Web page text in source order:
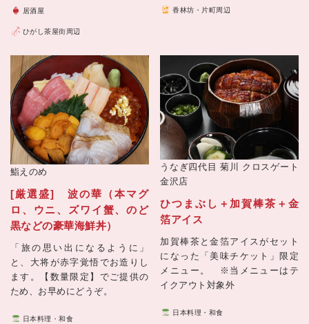
居酒屋
ひがし茶屋街周辺
香林坊・片町周辺
鮨えのめ
[厳選盛] 波の華（本マグ
ロ、ウニ、ズワイ蟹、のど
黒などの豪華海鮮丼）
「旅の思い出になるように」
と、大将が赤字覚悟でお造りし
ます。【数量限定】でご提供の
ため、お早めにどうぞ。
日本料理・和食
うなぎ四代目 菊川 クロスゲート
金沢店
ひつまぶし＋加賀棒茶＋金
箔アイス
加賀棒茶と金箔アイスがセット
になった「美味チケット」限定
メニュー。 ※当メニューはテ
イクアウト対象外
日本料理・和食